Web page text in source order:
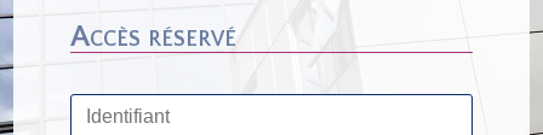
Accès réservé